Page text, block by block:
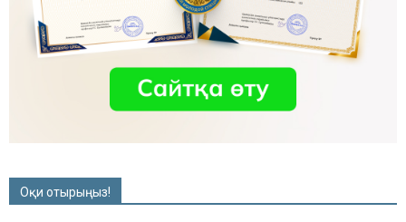
Оқи отырыңыз!